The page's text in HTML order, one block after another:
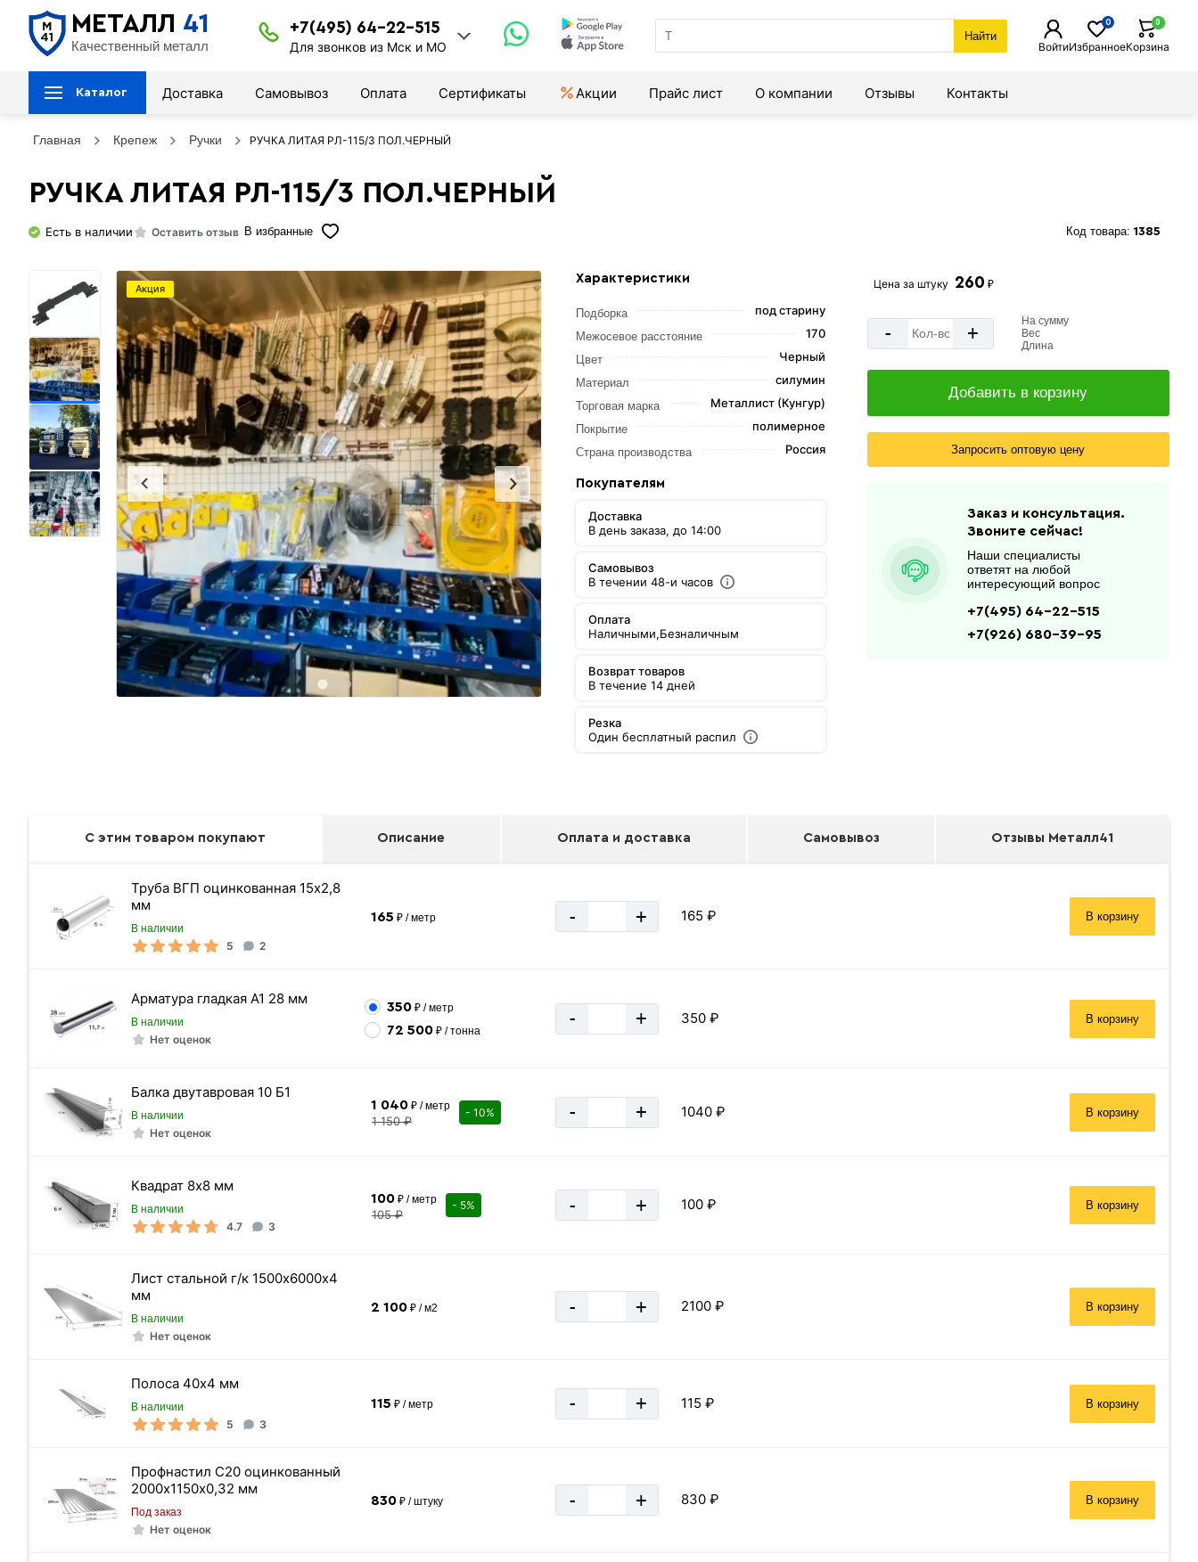
МЕТАЛЛ 41
Качественный металл
+7(495) 64-22-515
Для звонков из Мск и МО
Найти
ВойтиИзбранное
0
Корзина
0
Каталог Доставка Самовывоз Оплата Сертификаты Акции Прайс лист О компании Отзывы Контакты
Главная Крепеж Ручки РУЧКА ЛИТАЯ РЛ-115/3 ПОЛ.ЧЕРНЫЙ
РУЧКА ЛИТАЯ РЛ-115/3 ПОЛ.ЧЕРНЫЙ
Есть в наличии Оставить отзыв В избранные Код товара: 1385
Акция
Характеристики
Подборка под старину
Межосевое расстояние 170
Цвет Черный
Материал силумин
Торговая марка Металлист (Кунгур)
Покрытие полимерное
Страна производства Россия
Покупателям
Доставка
В день заказа, до 14:00
Самовывоз
В течении 48-и часов
Оплата
Наличными,Безналичным
Возврат товаров
В течение 14 дней
Резка
Один бесплатный распил
Цена за штуку 260 ₽
- +
На сумму
Вес
Длина
Добавить в корзину
Запросить оптовую цену
Заказ и консультация.
Звоните сейчас!
Наши специалисты
ответят на любой
интересующий вопрос
+7(495) 64-22-515
+7(926) 680-39-95
С этим товаром покупают Описание Оплата и доставка Самовывоз Отзывы Металл41
Труба ВГП оцинкованная 15х2,8
мм
В наличии
5 2
165 ₽ / метр - + 165 ₽ В корзину
Арматура гладкая А1 28 мм
В наличии
Нет оценок
350₽ / метр
72 500₽ / тонна
- + 350 ₽ В корзину
Балка двутавровая 10 Б1
В наличии
Нет оценок
1 040₽ / метр
1 150 ₽
- 10% - + 1040 ₽ В корзину
Квадрат 8х8 мм
В наличии
4.7 3
100₽ / метр
105 ₽
- 5% - + 100 ₽ В корзину
Лист стальной г/к 1500х6000х4
мм
В наличии
Нет оценок
2 100₽ / м2 - + 2100 ₽ В корзину
Полоса 40х4 мм
В наличии
5 3
115 ₽ / метр - + 115 ₽ В корзину
Профнастил C20 оцинкованный
2000х1150х0,32 мм
Под заказ
Нет оценок
830₽ / штуку - + 830 ₽ В корзину
Подборка под старину
Межосевое расстояние 170
Торговая марка Металлист (Кунгур)